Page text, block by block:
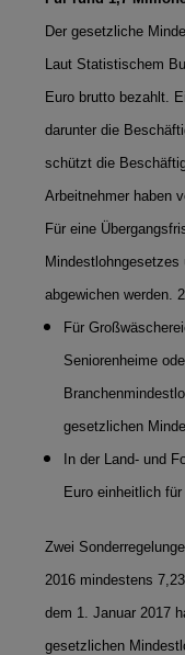
Der gesetzliche
Laut Statistischem
Euro brutto bezahlt.
darunter die
schützt die
Arbeitnehmer haben
Für eine
abgewichen werden.
Für
Seniorenheime
gesetzlichen
In der Land- und
Euro einheitlich
Zwei
2016 mindestens
dem 1. Januar 2017
gesetzlichen